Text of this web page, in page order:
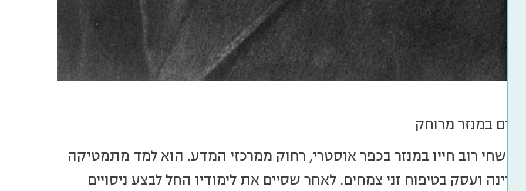
במנזר מרוחק
שחי רוב חייו במנזר בכפר אוסטרי, רחוק ממרכזי המדע. הוא למד מתמטיקה
וינה ועסק בטיפוח זני צמחים. לאחר שסיים את לימודיו החל לבצע ניסויים